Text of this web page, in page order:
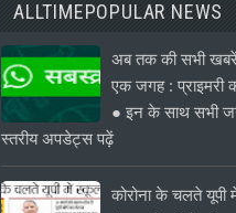
ALLTIMEPOPULAR NEWS
अब तक की सभी
एक जगह : प्राइमरी
● इन के साथ सभी
स्तरीय अपडेट्स पढ़ें
कोरोना के चलते